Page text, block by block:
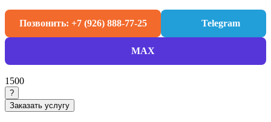
Позвонить: +7 (926) 888-77-25 Telegram
MAX
1500
?
Заказать услугу